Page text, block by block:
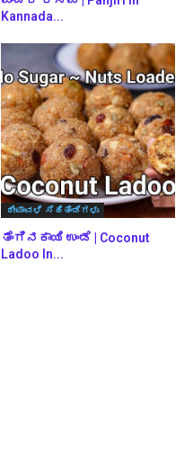
Kannada...
ದೀಪಾವಳಿ ಸಿಹಿತಿಂಡಿಗಳು
ತೆಂಗಿನಕಾಯಿ ಉಂಡೆ | Coconut
Ladoo In...